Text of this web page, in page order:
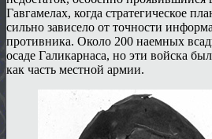
Гавгамелах, когда стратегическое
сильно зависело от точности
противника. Около 200 наемных
осаде Галикарнаса, но эти войска
как часть местной армии.